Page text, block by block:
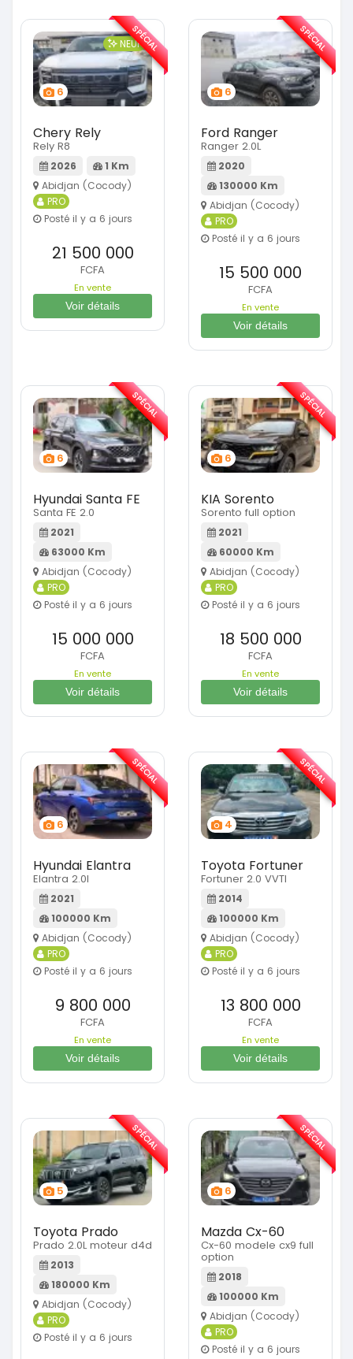
6
NEUF
Chery Rely
Rely R8
2026
1 Km
Abidjan (Cocody)
PRO
Posté il y a 6 jours
21 500 000
FCFA
En vente
Voir détails
SPÉCIAL
6
Ford Ranger
Ranger 2.0L
2020
130000 Km
Abidjan (Cocody)
PRO
Posté il y a 6 jours
15 500 000
FCFA
En vente
Voir détails
SPÉCIAL
6
Hyundai Santa FE
Santa FE 2.0
2021
63000 Km
Abidjan (Cocody)
PRO
Posté il y a 6 jours
15 000 000
FCFA
En vente
Voir détails
SPÉCIAL
6
KIA Sorento
Sorento full option
2021
60000 Km
Abidjan (Cocody)
PRO
Posté il y a 6 jours
18 500 000
FCFA
En vente
Voir détails
SPÉCIAL
6
Hyundai Elantra
Elantra 2.0l
2021
100000 Km
Abidjan (Cocody)
PRO
Posté il y a 6 jours
9 800 000
FCFA
En vente
Voir détails
SPÉCIAL
4
Toyota Fortuner
Fortuner 2.0 VVTI
2014
100000 Km
Abidjan (Cocody)
PRO
Posté il y a 6 jours
13 800 000
FCFA
En vente
Voir détails
SPÉCIAL
5
Toyota Prado
Prado 2.0L moteur d4d
2013
180000 Km
Abidjan (Cocody)
PRO
Posté il y a 6 jours
SPÉCIAL
6
Mazda Cx-60
Cx-60 modele cx9 full
option
2018
100000 Km
Abidjan (Cocody)
PRO
Posté il y a 6 jours
SPÉCIAL